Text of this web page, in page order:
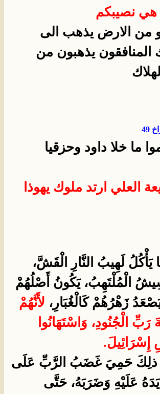
هي نصيبكم
من الارض يذهب الى
المنافقون يذهبون من
ما خلا داود وحزقيا
العلي ارتد ملوك يهوذا
يَأْكُلُ لَهِيبُ النَّارِ الْقَشَّ،
الْمُلْتَهِبُ، يَكُونُ أَصْلُهُمْ
زَهْرُهُمْ كَالْغُبَارِ، لأَنَّهُمْ
رَبِّ الْجُنُودِ، وَاسْتَهَانُوا
إِسْرَائِيلَ.
ذلِكَ حَمِيَ غَضَبُ الرَّبِّ عَلَى
عَلَيْهِ وَضَرَبَهُ، حَتَّى